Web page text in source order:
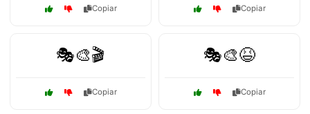
Copiar Copiar
🎭🎨🎬
Copiar
🎭🎨😆
Copiar